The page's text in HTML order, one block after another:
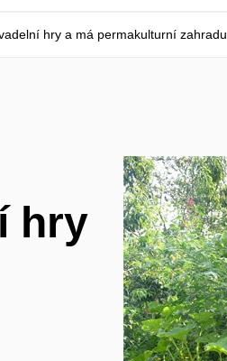
hry a má permakulturní zahradu
hry